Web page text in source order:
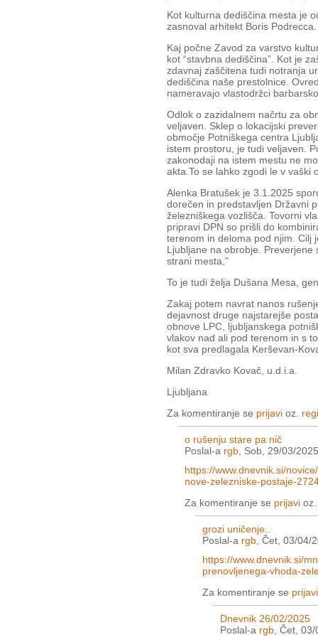
Kot kulturna dediščina mesta je
zasnoval arhitekt Boris Podrecca.
Kaj počne Zavod za varstvo
kot “stavbna dediščina”. Kot je
zdavnaj zaščitena tudi notranja
dediščina naše prestolnice.
nameravajo vlastodržci
Odlok o zazidalnem načrtu za
veljaven. Sklep o lokacijski
območje Potniškega centra
istem prostoru, je tudi veljaven.
zakonodaji na istem mestu ne
akta.To se lahko zgodi le v vaški
Alenka Bratušek je 3.1.2025
dorečen in predstavljen Državni
železniškega vozlišča. Tovorni
pripravi DPN so prišli do
terenom in deloma pod njim. Cilj
Ljubljane na obrobje.
strani mesta,”
To je tudi želja Dušana Mesa,
Zakaj potem navrat nanos
dejavnost druge najstarejše
obnove LPC, ljubljanskega
vlakov nad ali pod terenom in s
kot sva predlagala Kerševan-
Milan Zdravko Kovač, u.d.i.a.
Ljubljana
Za komentiranje se prijavi oz.
o rušenju stare pa nič
Poslal-a rgb , Sob, 29/03/
https://www.dnevnik.si/
nove-zelezniske-postaje-
Za komentiranje se prijavi
grozi uničenje..
Poslal-a rgb , Čet, 03/04/
https://www.dnevnik.si/
prenovljenega-vhoda-
Za komentiranje se prijavi
Dnevnik 26/02/2025
Poslal-a rgb , Čet,